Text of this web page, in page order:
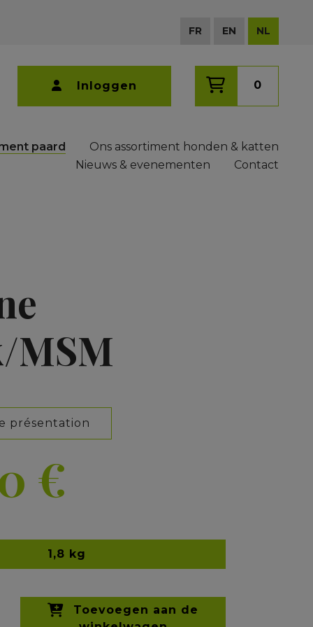
FR EN NL
Inloggen 0
paard
Ons assortiment honden & katten
Nieuws & evenementen
Contact
MSM
présentation
€
1,8 kg
Toevoegen aan de